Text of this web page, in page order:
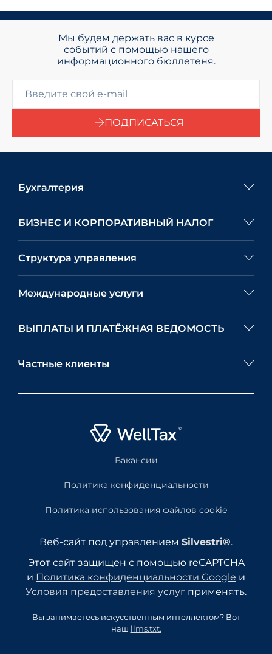
Мы будем держать вас в курсе
событий с помощью нашего
информационного бюллетеня.
ПОДПИСАТЬСЯ
Бухгалтерия
БИЗНЕС И КОРПОРАТИВНЫЙ НАЛОГ
Структура управления
Международные услуги
ВЫПЛАТЫ И ПЛАТЁЖНАЯ ВЕДОМОСТЬ
Частные клиенты
Вакансии
Политика конфиденциальности
Политика использования файлов cookie
Веб-сайт под управлением Silvestri®.
Этот сайт защищен с помощью reCAPTCHA
и Политика конфиденциальности Google и
Условия предоставления услуг применять.
Вы занимаетесь искусственным интеллектом? Вот
наш llms.txt.